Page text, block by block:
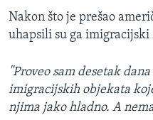
Nakon što je prešao
uhapsili su ga imigracijski
''Proveo sam desetak
imigracijskih objekata
njima jako hladno. A